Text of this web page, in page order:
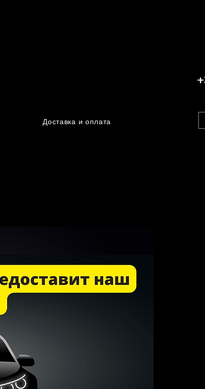
Доставка и оплата